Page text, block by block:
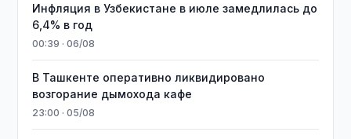
Инфляция в Узбекистане в июле замедлилась до
6,4% в год
00:39 · 06/08
В Ташкенте оперативно ликвидировано
возгорание дымохода кафе
23:00 · 05/08